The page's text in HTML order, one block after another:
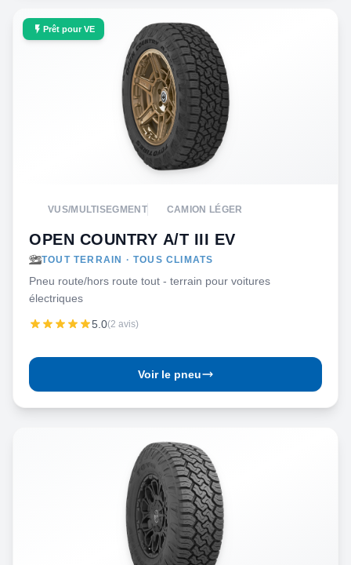
Prêt pour VE
VUS/MULTISEGMENT CAMION LÉGER
OPEN COUNTRY A/T III EV
TOUT TERRAIN · TOUS CLIMATS
Pneu route/hors route tout - terrain pour voitures
électriques
5.0(2 avis)
Voir le pneu